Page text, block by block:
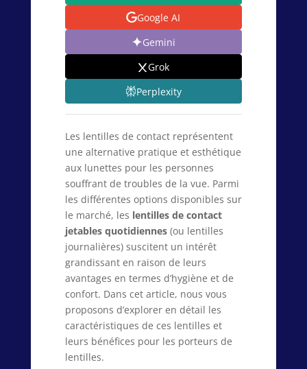
Google AI
Gemini
Grok
Perplexity
Les lentilles de contact représentent
une alternative pratique et esthétique
aux lunettes pour les personnes
souffrant de troubles de la vue. Parmi
les différentes options disponibles sur
le marché, les lentilles de contact
jetables quotidiennes(ou lentilles
journalières) suscitent un intérêt
grandissant en raison de leurs
avantages en termes d’hygiène et de
confort. Dans cet article, nous vous
proposons d’explorer en détail les
caractéristiques de ces lentilles et
leurs bénéfices pour les porteurs de
lentilles.